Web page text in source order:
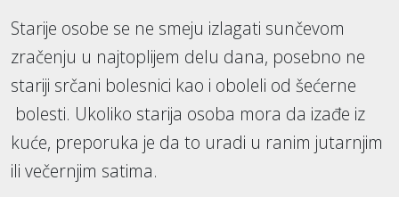
Starije osobe se ne smeju izlagati sunčevom
zračenju u najtoplijem delu dana, posebno ne
stariji srčani bolesnici kao i oboleli od šećerne
bolesti. Ukoliko starija osoba mora da izađe iz
kuće, preporuka je da to uradi u ranim jutarnjim
ili večernjim satima.